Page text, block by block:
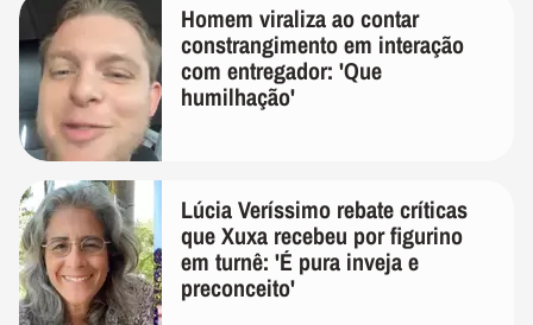
Homem viraliza ao contar
constrangimento em interação
com entregador: 'Que
humilhação'
Lúcia Veríssimo rebate críticas
que Xuxa recebeu por figurino
em turnê: 'É pura inveja e
preconceito'